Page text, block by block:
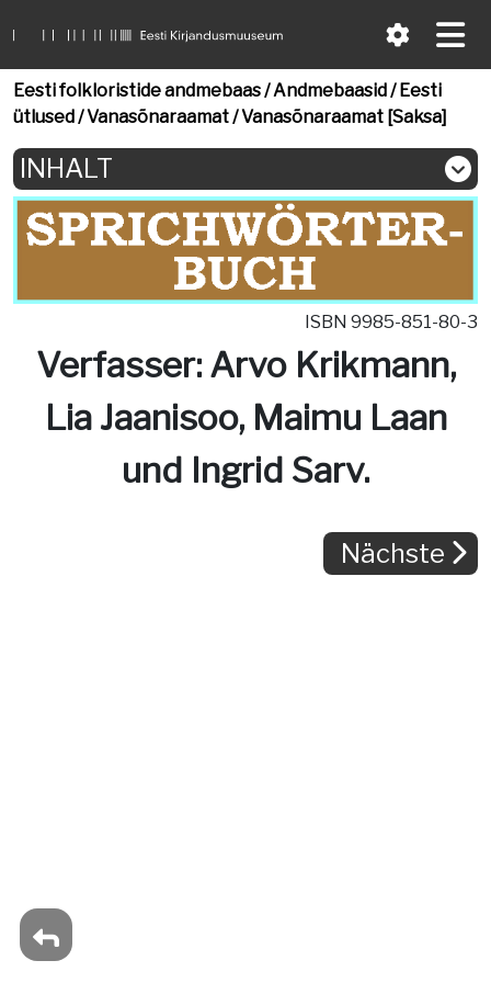
Eesti folkloristide andmebaas/Andmebaasid/Eesti
ütlused/Vanasõnaraamat/Vanasõnaraamat [Saksa]
INHALT
ISBN 9985-851-80-3
Verfasser: Arvo Krikmann,
Lia Jaanisoo, Maimu Laan
und Ingrid Sarv.
Nächste